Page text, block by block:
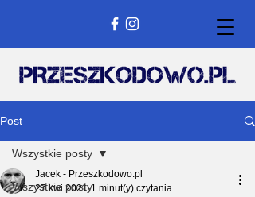
Post
Wszystkie posty
Wszystkie posty
Jacek - Przeszkodowo.pl
27 kwi 2021 1 minut(y) czytania